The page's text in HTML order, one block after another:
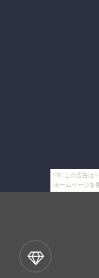
[PR] この広告は
ホームページを